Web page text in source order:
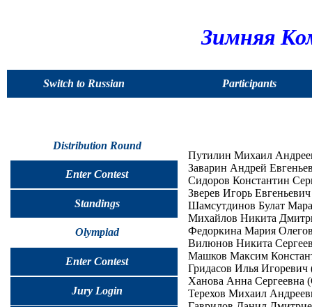
Зимняя
Switch to Russian Participants
Distribution Round
Enter Contest
Standings
Olympiad
Enter Contest
Jury Login
Путилин Михаил
Заварин Андрей
Сидоров Константин
Зверев Игорь
Шамсутдинов Булат
Михайлов Никита
Федоркина Мария
Вилюнов Никита
Машков Максим
Гридасов Илья Игоревич
Ханова Анна Сергеевна
Терехов Михаил